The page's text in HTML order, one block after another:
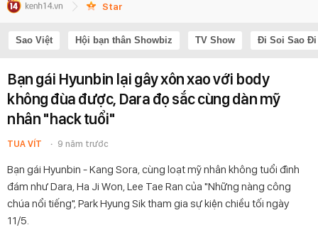
Star
Sao Việt Hội bạn thân Showbiz TV Show Đi Soi Sao Đi
Bạn gái Hyunbin lại gây xôn xao với body
không đùa được, Dara đọ sắc cùng dàn mỹ
nhân "hack tuổi"
TUA VÍT 9 năm trước
Bạn gái Hyunbin - Kang Sora, cùng loạt mỹ nhân không tuổi đình
đám như Dara, Ha Ji Won, Lee Tae Ran của "Những nàng công
chúa nổi tiếng", Park Hyung Sik tham gia sự kiện chiều tối ngày
11/5.